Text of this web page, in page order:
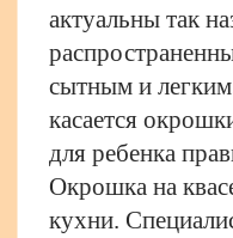
актуальны так
сытным и
касается
для ребенка
Окрошка на
кухни.